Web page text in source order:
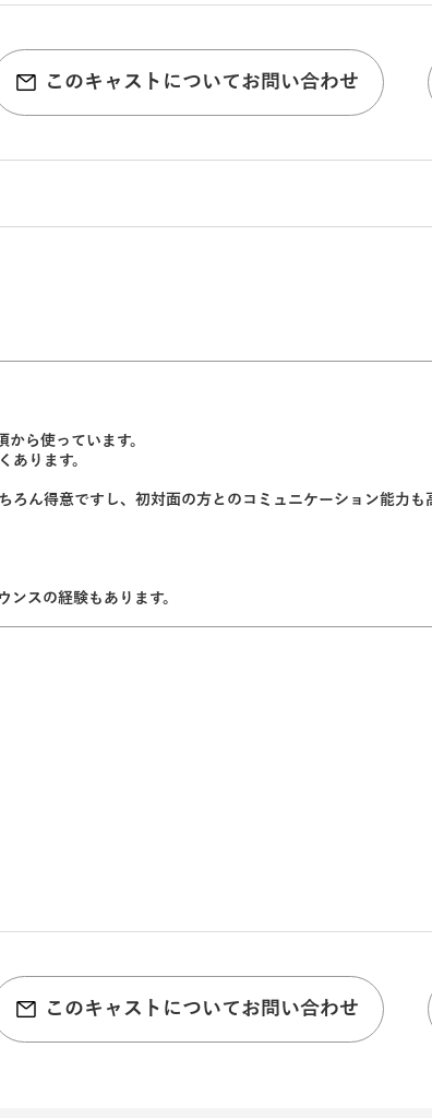
このキャストについてお問い合わせ
ら使っています。
あります。
ん得意ですし、初対面の方とのコミュニケーション能力も
スの経験もあります。
このキャストについてお問い合わせ